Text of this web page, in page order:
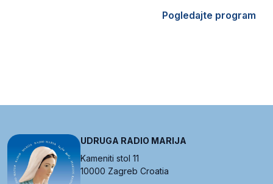
Pogledajte program
UDRUGA RADIO MARIJA
Kameniti stol 11
10000 Zagreb Croatia